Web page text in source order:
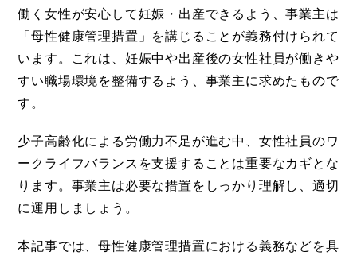
働く女性が安心して妊娠・出産できるよう、事業主は
「母性健康管理措置」を講じることが義務付けられて
います。これは、妊娠中や出産後の女性社員が働きや
すい職場環境を整備するよう、事業主に求めたもので
す。
少子高齢化による労働力不足が進む中、女性社員のワ
ークライフバランスを支援することは重要なカギとな
ります。事業主は必要な措置をしっかり理解し、適切
に運用しましょう。
本記事では、母性健康管理措置における義務などを具